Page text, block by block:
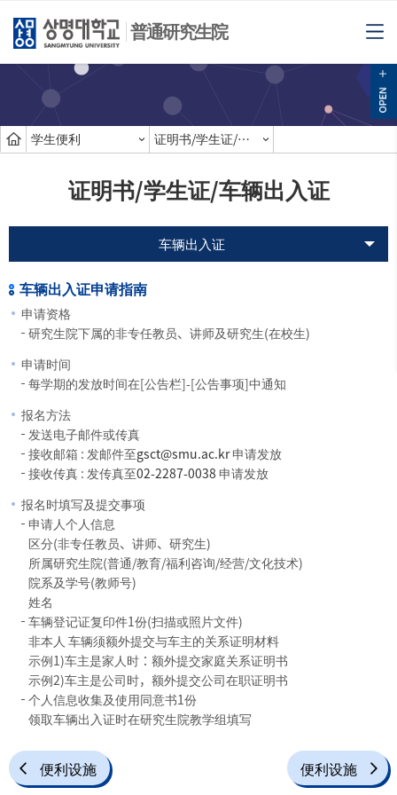
普通研究生院
学生便利 证明书/学生证/车辆出入证
证明书/学生证/车辆出入证
车辆出入证
车辆出入证申请指南
申请资格
研究生院下属的非专任教员、讲师及研究生(在校生)
申请时间
每学期的发放时间在[公告栏]-[公告事项]中通知
报名方法
发送电子邮件或传真
接收邮箱 : 发邮件至gsct@smu.ac.kr申请发放
接收传真 : 发传真至02-2287-0038 申请发放
报名时填写及提交事项
申请人个人信息
区分(非专任教员、讲师、研究生)
所属研究生院(普通/教育/福利咨询/经营/文化技术)
院系及学号(教师号)
姓名
车辆登记证复印件1份(扫描或照片文件)
非本人 车辆须额外提交与车主的关系证明材料
示例1)车主是家人时：额外提交家庭关系证明书
示例2)车主是公司时，额外提交公司在职证明书
个人信息收集及使用同意书1份
领取车辆出入证时在研究生院教学组填写
便利设施 便利设施